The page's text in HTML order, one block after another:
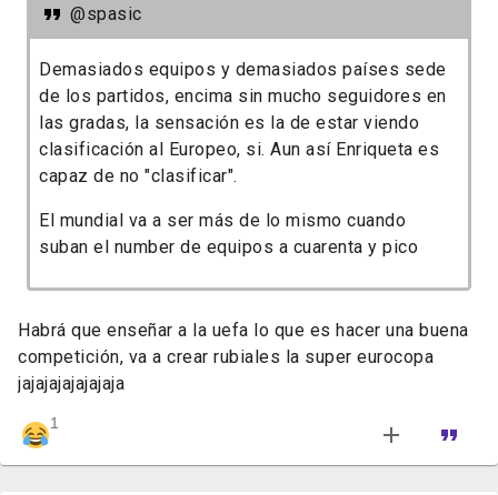
@spasic
Demasiados equipos y demasiados países sede
de los partidos, encima sin mucho seguidores en
las gradas, la sensación es la de estar viendo
clasificación al Europeo, si. Aun así Enriqueta es
capaz de no "clasificar".
El mundial va a ser más de lo mismo cuando
suban el number de equipos a cuarenta y pico
Habrá que enseñar a la uefa lo que es hacer una buena
competición, va a crear rubiales la super eurocopa
jajajajajajajaja
1